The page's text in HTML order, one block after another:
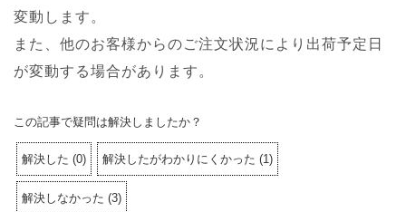
変動します。
また、他のお客様からのご注文状況により出荷予定日
が変動する場合があります。
この記事で疑問は解決しましたか？
解決した (0) 解決したがわかりにくかった (1)
解決しなかった (3)